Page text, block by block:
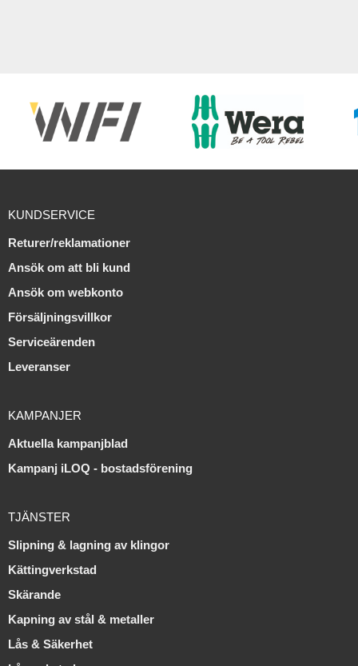
KUNDSERVICE
Returer/reklamationer
Ansök om att bli kund
Ansök om webkonto
Försäljningsvillkor
Serviceärenden
Leveranser
KAMPANJER
Aktuella kampanjblad
Kampanj iLOQ - bostadsförening
TJÄNSTER
Slipning & lagning av klingor
Kättingverkstad
Skärande
Kapning av stål & metaller
Lås & Säkerhet